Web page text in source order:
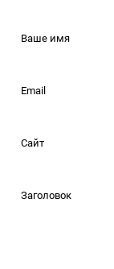
Ваше имя
Email
Сайт
Заголовок